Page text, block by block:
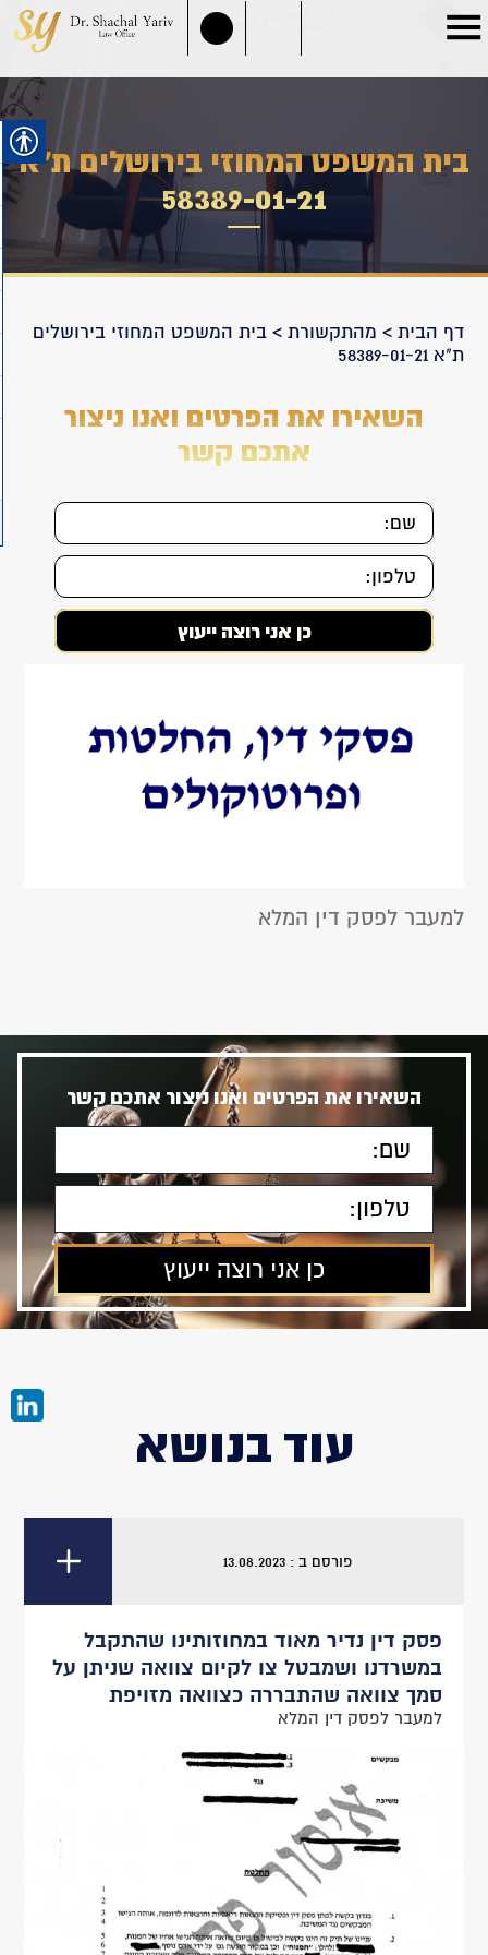
בית המשפט המחוזי בירושלים ת"א
58389-01-21
דף הבית > מהתקשורת >בית המשפט המחוזי בירושלים
ת"א 58389-01-21
השאירו את הפרטים ואנו ניצור
אתכם קשר
למעבר לפסק דין המלא
השאירו את הפרטים ואנו ניצור אתכם קשר
עוד בנושא
פורסם ב : 13.08.2023
פסק דין נדיר מאוד במחוזותינו שהתקבל
במשרדנו ושמבטל צו לקיום צוואה שניתן על
סמך צוואה שהתבררה כצוואה מזויפת
למעבר לפסק דין המלא